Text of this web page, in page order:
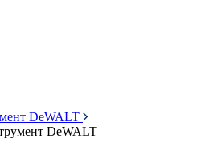
DeWALT
DeWALT